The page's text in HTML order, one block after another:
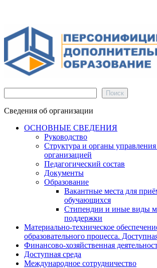
Поиск
Сведения об организации
ОСНОВНЫЕ СВЕДЕНИЯ
Руководство
Структура и органы управления
организацией
Педагогический состав
Документы
Образование
Вакантные места для
обучающихся
Стипендии и иные виды
поддержки
Материально-техническое
образовательного процесса.
Финансово-хозяйственная
Доступная среда
Международное сотрудничество